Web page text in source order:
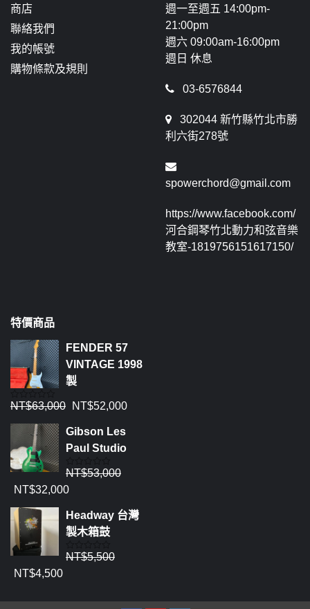
商店
聯絡我們
我的帳號
購物條款及規則
週一至週五 14:00pm-
21:00pm
週六 09:00am-16:00pm
週日 休息
03-6576844
302044 新竹縣竹北市勝
利六街278號
spowerchord@gmail.com
https://www.facebook.com/
河合鋼琴竹北動力和弦音樂
教室-1819756151617150/
特價商品
FENDER 57
VINTAGE 1998
製
評
0
5
NT$63,000 NT$52,000
Gibson Les
Paul Studio
評
0
5
NT$53,000
NT$32,000
Headway 台灣
製木箱鼓
評
NT$5,500
NT$4,500